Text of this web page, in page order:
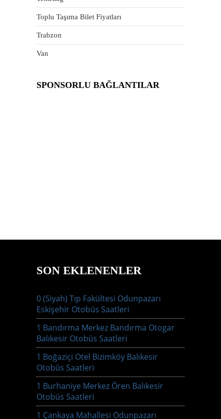
Toplu Taşıma Bilet Fiyatları
Trabzon
Van
SPONSORLU BAĞLANTILAR
SON EKLENENLER
0 (Siyah) Tıp Fakültesi Odunpazarı
Eskişehir Otobüs Saatleri
1 Bandırma Merkez Bandırma Otogar
Balıkesir Otobüs Saatleri
1 Boğaziçi Otel Bizimköy Balıkesir
Otobüs Saatleri
1 Burhaniye Merkez Ören Balıkesir
Otobüs Saatleri
1 Çankaya Mahallesi Odunpazarı